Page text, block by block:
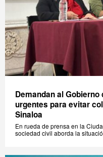
Demandan al
urgentes para evitar
Sinaloa
En rueda de prensa en la
sociedad civil aborda la